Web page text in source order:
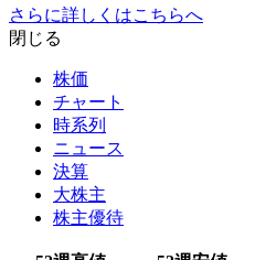
さらに詳しくはこちらへ
閉じる
株価
チャート
時系列
ニュース
決算
大株主
株主優待